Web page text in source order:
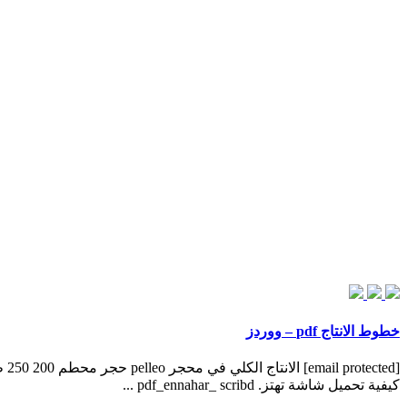
خطوط الانتاج pdf – ووردز
كيفية تحميل شاشة تهتز. pdf_ennahar_ scribd ...